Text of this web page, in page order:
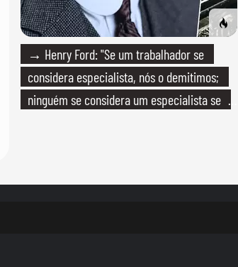
→ Henry Ford: "Se um trabalhador se
considera especialista, nós o demitimos;
ninguém se considera um especialista se